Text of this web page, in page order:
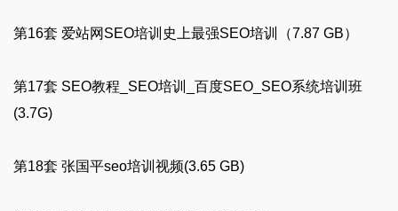
第16套 爱站网SEO培训史上最强SEO培训（7.87 GB）
第17套 SEO教程_SEO培训_百度SEO_SEO系统培训班
(3.7G)
第18套 张国平seo培训视频(3.65 GB)